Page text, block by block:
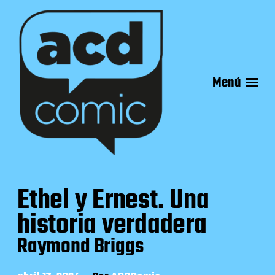
Menú
Ethel y Ernest. Una
historia verdadera
Raymond Briggs